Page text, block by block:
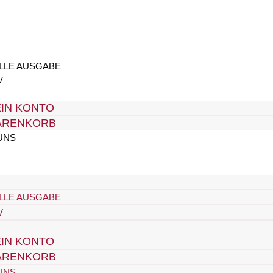
AUSGABE
KONTO
AUSGABE
KONTO